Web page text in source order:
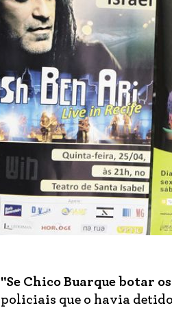
"Se Chico Buarque botar
policiais que o havia